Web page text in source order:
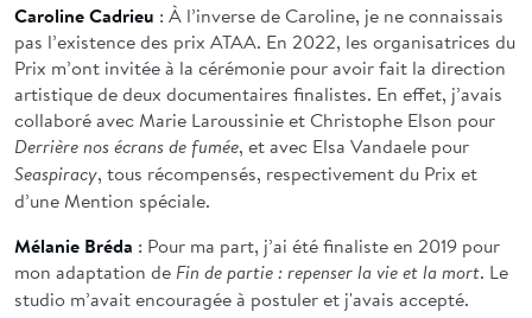
Caroline Cadrieu : À l’inverse de Caroline, je ne connaissais
pas l’existence des prix ATAA. En 2022, les organisatrices du
Prix m’ont invitée à la cérémonie pour avoir fait la direction
artistique de deux documentaires finalistes. En effet, j’avais
collaboré avec Marie Laroussinie et Christophe Elson pour
Derrière nos écrans de fumée, et avec Elsa Vandaele pour
Seaspiracy, tous récompensés, respectivement du Prix et
d’une Mention spéciale.
Mélanie Bréda : Pour ma part, j’ai été finaliste en 2019 pour
mon adaptation de Fin de partie : repenser la vie et la mort. Le
studio m’avait encouragée à postuler et j'avais accepté.